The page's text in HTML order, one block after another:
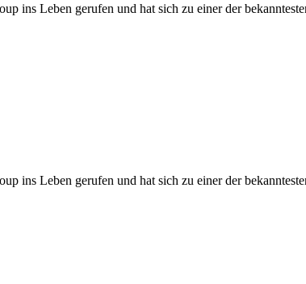
ins Leben gerufen und hat sich zu einer der
ins Leben gerufen und hat sich zu einer der